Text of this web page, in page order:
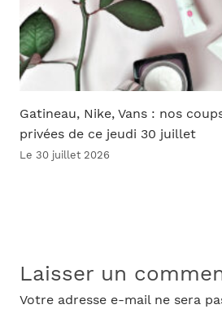
Gatineau, Nike, Vans : nos
privées de ce jeudi 30 juillet
Le 30 juillet 2026
Laisser un
Votre adresse e-mail ne sera